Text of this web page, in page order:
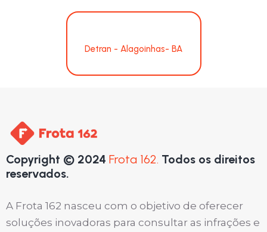
Detran - Alagoinhas- BA
Copyright © 2024 Frota 162. Todos os direitos
reservados.
A Frota 162 nasceu com o objetivo de oferecer
soluções inovadoras para consultar as infrações e